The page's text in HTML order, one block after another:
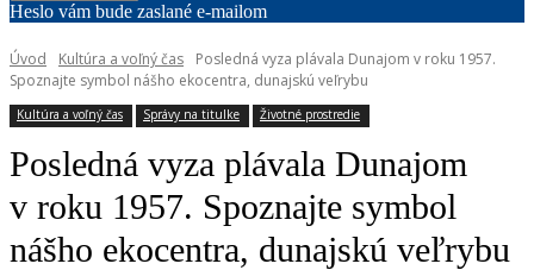
Heslo vám bude zaslané e-mailom
Úvod Kultúra a voľný čas
Posledná vyza plávala Dunajom v roku 1957.
Spoznajte symbol nášho ekocentra, dunajskú veľrybu
Kultúra a voľný čas Správy na titulke Životné prostredie
Posledná vyza plávala Dunajom
v roku 1957. Spoznajte symbol
nášho ekocentra, dunajskú veľrybu